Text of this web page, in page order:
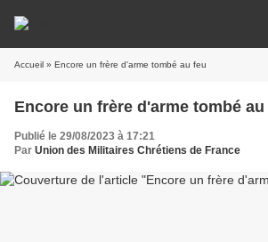
Accueil » Encore un frère d'arme tombé au feu
Encore un frère d'arme tombé au
Publié le 29/08/2023 à 17:21
Par Union des Militaires Chrétiens de France